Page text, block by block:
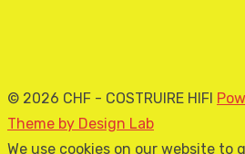
© 2026 CHF - COSTRUIRE HIFI
Theme by Design Lab
We use cookies on our website to